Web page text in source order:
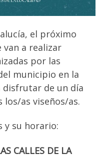
el próximo
van a realizar
por las
municipio en la
disfrutar de un día
as viseños/as.
y su horario:
CALLES DE LA